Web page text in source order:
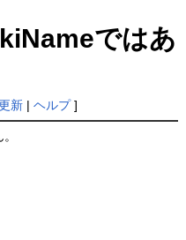
ではあ
新| ヘルプ]